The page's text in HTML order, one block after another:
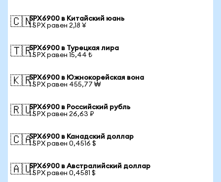
🇨🇳SPX6900 в Китайский юань
1 SPX равен 2,18 ¥
🇹🇷SPX6900 в Турецкая лира
1 SPX равен 15,44 ₺
🇰🇷SPX6900 в Южнокорейская вона
1 SPX равен 455,77 ₩
🇷🇺SPX6900 в Российский рубль
1 SPX равен 26,63 ₽
🇨🇦SPX6900 в Канадский доллар
1 SPX равен 0,4516 $
🇦🇺SPX6900 в Австралийский доллар
1 SPX равен 0,4581 $